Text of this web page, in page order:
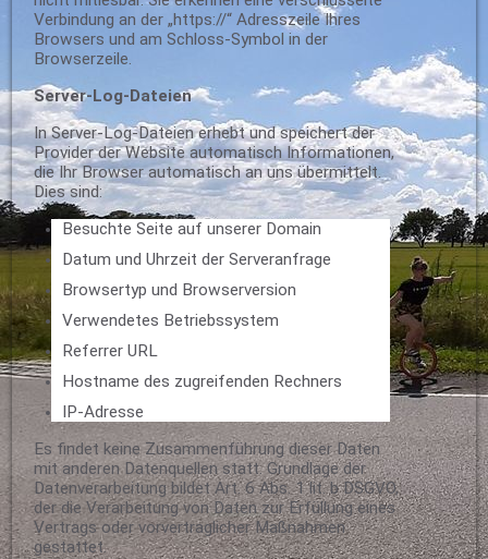
Verbindung an der „https://“ Adresszeile Ihres
Browsers und am Schloss-Symbol in der
Browserzeile.
Server-Log-Dateien
In Server-Log-Dateien erhebt und speichert der
Provider der Website automatisch Informationen,
die Ihr Browser automatisch an uns übermittelt.
Dies sind:
Besuchte Seite auf unserer Domain
Datum und Uhrzeit der Serveranfrage
Browsertyp und Browserversion
Verwendetes Betriebssystem
Referrer URL
Hostname des zugreifenden Rechners
IP-Adresse
Es findet keine Zusammenführung dieser Daten
mit anderen Datenquellen statt. Grundlage der
Datenverarbeitung bildet Art. 6 Abs. 1 lit. b DSGVO,
der die Verarbeitung von Daten zur Erfüllung eines
Vertrags oder vorvertraglicher Maßnahmen
gestattet.